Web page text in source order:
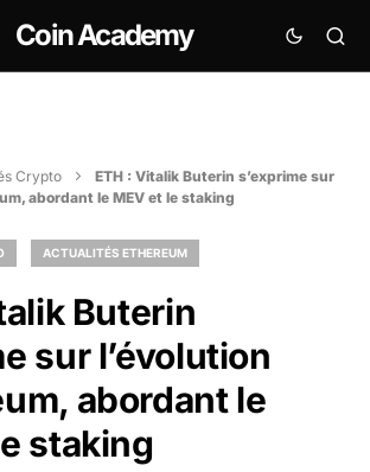
Coin Academy
Crypto
ETH : Vitalik Buterin s’exprime sur
abordant le MEV et le staking
ACTUALITÉS ETHEREUM
Buterin
sur l’évolution
abordant le
staking